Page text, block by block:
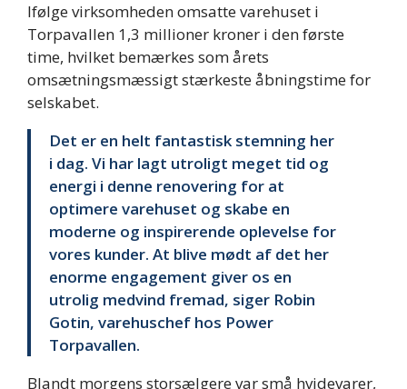
Ifølge virksomheden omsatte varehuset i
Torpavallen 1,3 millioner kroner i den første
time, hvilket bemærkes som årets
omsætningsmæssigt stærkeste åbningstime for
selskabet.
Det er en helt fantastisk stemning her
i dag. Vi har lagt utroligt meget tid og
energi i denne renovering for at
optimere varehuset og skabe en
moderne og inspirerende oplevelse for
vores kunder. At blive mødt af det her
enorme engagement giver os en
utrolig medvind fremad, siger Robin
Gotin, varehuschef hos Power
Torpavallen.
Blandt morgens storsælgere var små hvidevarer,